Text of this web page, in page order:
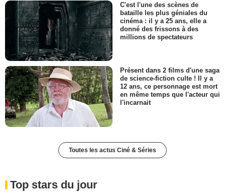
C'est l'une des scènes de
bataille les plus géniales du
cinéma : il y a 25 ans, elle a
donné des frissons à des
millions de spectateurs
Présent dans 2 films d'une saga
de science-fiction culte ! Il y a
12 ans, ce personnage est mort
en même temps que l'acteur qui
l'incarnait
Toutes les actus Ciné & Séries
Top stars du jour